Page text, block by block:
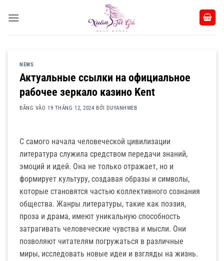
qua
NEWS
Актуальные ссылки на официальное
рабочее зеркало казино Kent
ĐĂNG VÀO19 THÁNG 12, 2024 BỞIDUYANHWEB
С самого начала человеческой цивилизации
литература служила средством передачи знаний,
эмоций и идей. Она не только отражает, но и
формирует культуру, создавая образы и символы,
которые становятся частью коллективного сознания
общества. Жанры литературы, такие как поэзия,
проза и драма, имеют уникальную способность
затрагивать человеческие чувства и мысли. Они
позволяют читателям погружаться в различные
миры, исследовать новые идеи и взгляды на жизнь.